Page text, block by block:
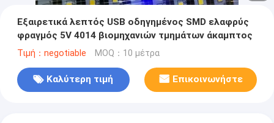
Εξαιρετικά λεπτός USB οδηγημένος SMD ελαφρύς
φραγμός 5V 4014 βιομηχανιών τμημάτων άκαμπτος
Τιμή：negotiable MOQ：10 μέτρα
Καλύτερη τιμή Επικοινωνήστε